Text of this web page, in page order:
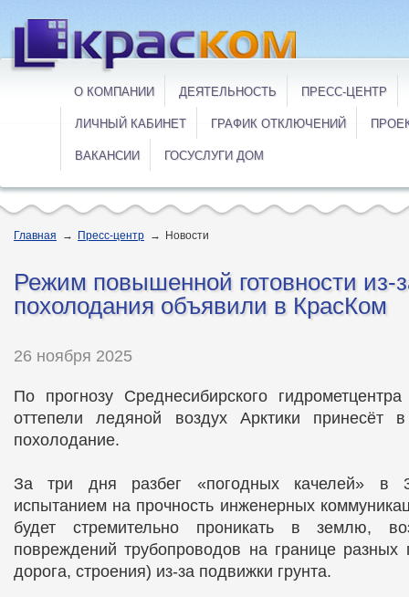
О КОМПАНИИ ДЕЯТЕЛЬНОСТЬ ПРЕСС-ЦЕНТР
ЛИЧНЫЙ КАБИНЕТ ГРАФИК ОТКЛЮЧЕНИЙ
ВАКАНСИИ ГОСУСЛУГИ ДОМ
Главная → Пресс-центр → Новости
Режим повышенной готовности из-
похолодания объявили в КрасКом
26 ноября 2025
По прогнозу Среднесибирского
оттепели ледяной воздух Арктики принесёт
похолодание.
За три дня разбег «погодных качелей» в
испытанием на прочность инженерных
будет стремительно проникать в землю,
повреждений трубопроводов на границе разных
дорога, строения) из-за подвижки грунта.